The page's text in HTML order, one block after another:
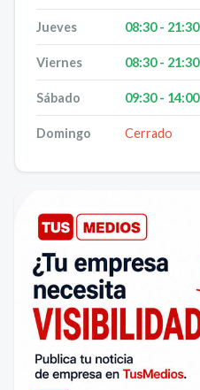
Jueves 08:30 - 21:30
Viernes 08:30 - 21:30
Sábado 09:30 - 14:00
Domingo Cerrado